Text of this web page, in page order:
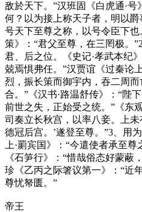
敌於天下。”汉班固《白虎通·号
何？以为接上称天子者，明以
号天下至尊之称，以号令臣下也
策》：“君父至尊，在三罔极。
君、后之位。《史记·孝武本纪
兢焉惧弗任。”汉贾谊《过秦论
烈，振长策而御宇内，吞二周
合。”《汉书·路温舒传》：“陛
前世之失，正始受之统。”《东
司奏立长秋宫，以率八妾。上未
德冠后宫。’遂登至尊。”3、用
上·罽宾国》：“今遣使者承至
《石笋行》：“惜哉俗态好蒙蔽
珍《乙丙之际箸议第一》：“近
尊忧帑匮。”
帝王